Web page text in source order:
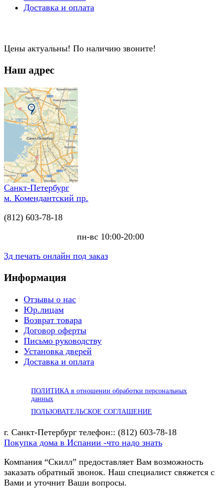
Доставка и оплата
Цены актуальны! По наличию звоните!
Наш адрес
Санкт-Петербург
м. Комендантский пр.
(812) 603-78-18
пн-вс 10:00-20:00
3д печать онлайн под заказ
Информация
Отзывы о нас
Юр.лицам
Возврат товара
Договор оферты
Письмо руководству
Установка дверей
Доставка и оплата
ПОЛИТИКА в отношении обработки персональных
данных
ПОЛЬЗОВАТЕЛЬСКОЕ СОГЛАШЕНИЕ
г. Санкт-Петербург телефон:: (812) 603-78-18
Покупка дома в Испании -что надо знать
Компания “Скилл” предоставляет Вам возможность
заказать обратный звонок. Наш специалист свяжется с
Вами и уточнит Ваши вопросы.